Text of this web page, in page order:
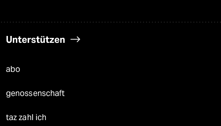
Unterstützen
abo
genossenschaft
taz zahl ich